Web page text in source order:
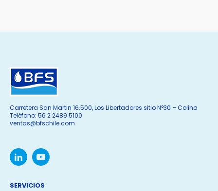
SERVICIOS
Carretera San Martin 16.500, Los Libertadores sitio N°30 – Colina
Teléfono: 56 2 2489 5100
ventas@bfschile.com